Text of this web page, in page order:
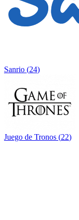
Sanrio (24)
Juego de Tronos (22)